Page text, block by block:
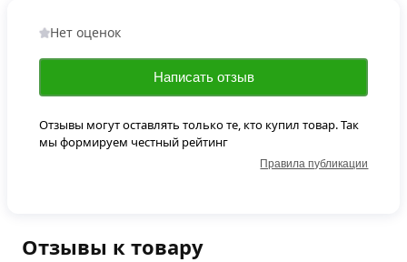
Отзывы к товару
Нет оценок
Написать отзыв
Отзывы могут оставлять только те, кто купил товар. Так
мы формируем честный рейтинг
Правила публикации